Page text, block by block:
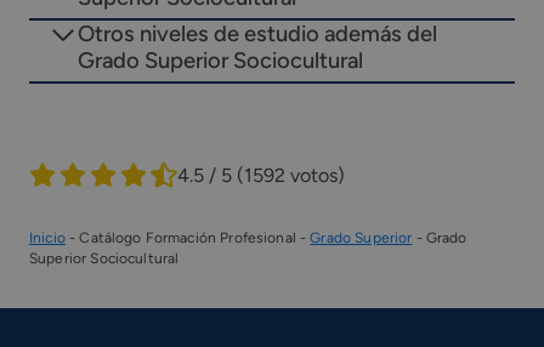
Otros niveles de estudio además del
Grado Superior Sociocultural
4.5 / 5 (1592 votos)
Inicio-Catálogo Formación Profesional -Grado Superior - Grado
Superior Sociocultural